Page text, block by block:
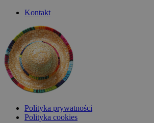
Kontakt
Polityka prywatności
Polityka cookies